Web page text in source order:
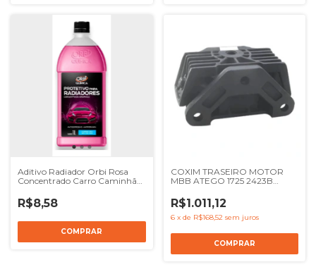
Aditivo Radiador Orbi Rosa
Concentrado Carro Caminhão
R$8,58
COXIM TRASEIRO MOTOR
MBB ATEGO 1725 2423B
R3308
R$1.011,12
6 x de R$168,52 sem juros